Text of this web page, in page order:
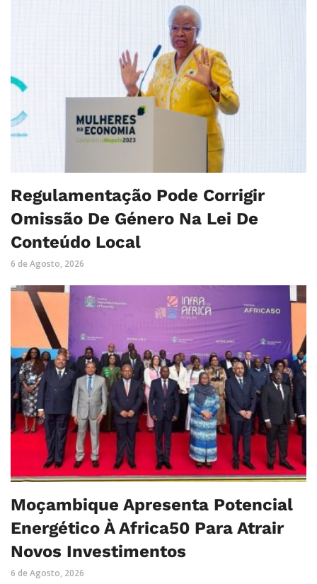
Regulamentação Pode Corrigir
Omissão De Género Na Lei De
Conteúdo Local
6 de Agosto, 2026
Moçambique Apresenta Potencial
Energético À Africa50 Para Atrair
Novos Investimentos
6 de Agosto, 2026